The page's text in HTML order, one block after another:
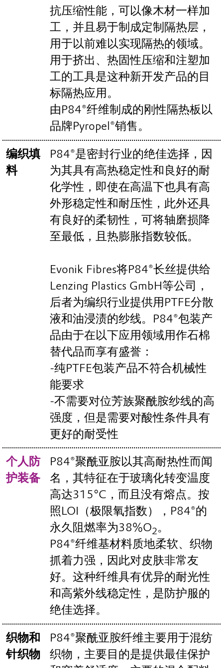
抗压缩性能，可以像木材一样加
工，并且易于制成定制隔热层，
用于以前难以实现隔热的领域。
用于挤出、热固性压缩和注塑加
工的工具是这种新开发产品的目
标隔热应用。
由P84®纤维制成的刚性隔热板以
品牌Pyropel®销售。
编织填
料
P84®是密封行业的绝佳选择，因
为其具有高热稳定性和良好的耐
化学性，即使在高温下也具有高
外形稳定性和耐压性，此外还具
有良好的柔韧性，可将轴磨损降
至最低，且热膨胀指数较低。
Evonik Fibres将P84®长丝提供给
Lenzing Plastics GmbH等公司，
后者为编织行业提供用PTFE分散
液和油浸渍的纱线。P84®包装产
品由于在以下应用领域用作石棉
替代品而享有盛誉：
-纯PTFE包装产品不符合机械性
能要求
-不需要对位芳族聚酰胺纱线的高
强度，但是需要对酸性条件具有
更好的耐受性
个人防
护装备
P84®聚酰亚胺以其高耐热性而闻
名，其特征在于玻璃化转变温度
高达315°C，而且没有熔点。按
照LOI（极限氧指数），P84®的
永久阻燃率为38%O2。
P84®纤维基材料质地柔软、织物
抓着力强，因此对皮肤非常友
好。这种纤维具有优异的耐光性
和高紫外线稳定性，是防护服的
绝佳选择。
织物和
针织物
P84®聚酰亚胺纤维主要用于混纺
织物，主要目的是提供最佳保护